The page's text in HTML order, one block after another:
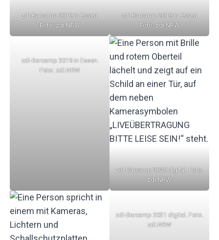
zdi-Barcamp 2019 in Essen.
Foto: zdi.NRW
zdi-Barcamp 2019 in Essen.
Foto: zdi.NRW
zdi-Barcamp 2019 in Essen.
Foto: zdi.NRW
zdi-Barcamp 2020 digital. Foto.
zdi.NRW
zdi-Barcamp 2021 digital. Foto.
zdi.NRW